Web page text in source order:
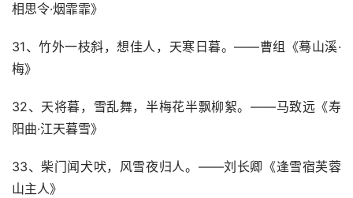
相思令·烟霏霏》
31、竹外一枝斜，想佳人，天寒日暮。——曹组《蓦山溪·
梅》
32、天将暮，雪乱舞，半梅花半飘柳絮。——马致远《寿
阳曲·江天暮雪》
33、柴门闻犬吠，风雪夜归人。——刘长卿《逢雪宿芙蓉
山主人》